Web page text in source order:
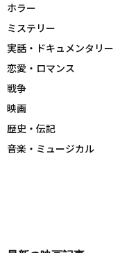
ホラー
ミステリー
実話・ドキュメンタリー
恋愛・ロマンス
戦争
映画
歴史・伝記
音楽・ミュージカル